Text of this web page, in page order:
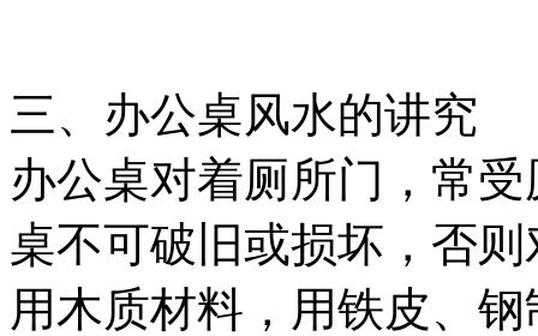
三、办公桌风水的讲究
办公桌对着厕所门，常
桌不可破旧或损坏，否
用木质材料，用铁皮、